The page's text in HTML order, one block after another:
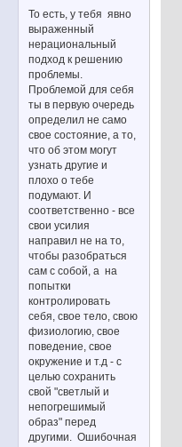
То есть, у тебя явно
выраженный
нерациональный
подход к решению
проблемы.
Проблемой для себя
ты в первую очередь
определил не само
свое состояние, а то,
что об этом могут
узнать другие и
плохо о тебе
подумают. И
соответственно - все
свои усилия
направил не на то,
чтобы разобраться
сам с собой, а на
попытки
контролировать
себя, свое тело, свою
физиологию, свое
поведение, свое
окружение и т.д - с
целью сохранить
свой "светлый и
непогрешимый
образ" перед
другими. Ошибочная